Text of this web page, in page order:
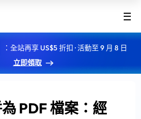
：全站再享 US$5 折扣 · 活動至 9 月 8 日
立即領取
PDF 檔案：經